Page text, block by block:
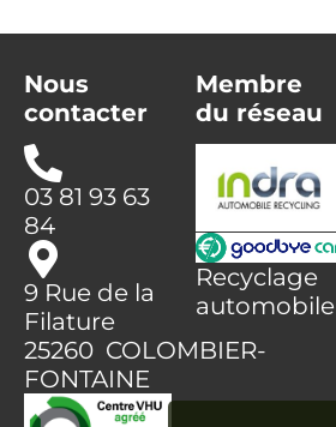
Nous
contacter
03 81 93 63
84
9 Rue de la
Filature
25260 COLOMBIER-
FONTAINE
Membre
du réseau
Recyclage
automobile